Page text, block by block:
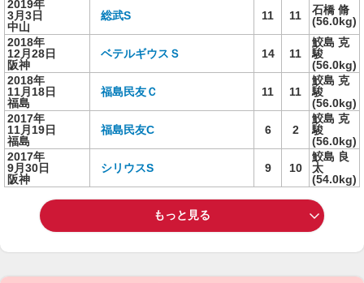
2019年
3月3日
中山
総武S 11 11
石橋 脩
(56.0kg)
2018年
12月28日
阪神
ベテルギウスＳ 14 11
鮫島 克
駿
(56.0kg)
2018年
11月18日
福島
福島民友Ｃ 11 11
鮫島 克
駿
(56.0kg)
2017年
11月19日
福島
福島民友C 6 2
鮫島 克
駿
(56.0kg)
2017年
9月30日
阪神
シリウスS 9 10
鮫島 良
太
(54.0kg)
もっと見る